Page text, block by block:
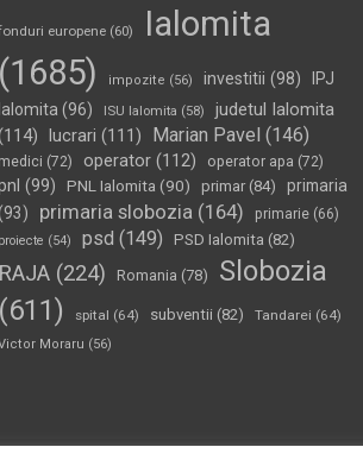
europene(60)
Ialomita
(1685)
impozite (56) investitii (98)
IPJ
Ialomita (96) ISU Ialomita (58)
judetul Ialomita
lucrari (111) Marian Pavel (146)
medici (72) operator(112) operator apa (72)
(99) PNL Ialomita (90) primar(84)
primaria
primaria slobozia(164) primarie(66)
proiecte (54) psd (149) PSD Ialomita (82)
RAJA(224) Romania (78)
Slobozia
(611)
spital (64) subventii (82) Tandarei (64)
Moraru (56)